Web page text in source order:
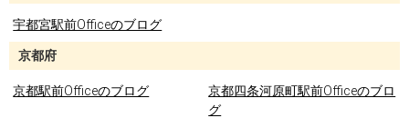
宇都宮駅前Officeのブログ
京都府
京都駅前Officeのブログ
京都四条河原町駅前Officeのブロ
グ